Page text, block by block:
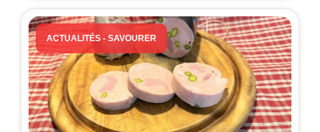
ACTUALITÉS - SAVOURER